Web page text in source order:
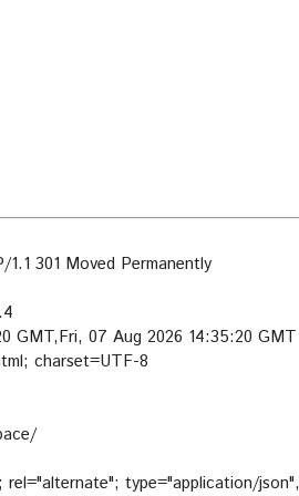
301 Moved Permanently
GMT,Fri, 07 Aug 2026 14:35:20 GMT
charset=UTF-8
rel="alternate"; type="application/json",